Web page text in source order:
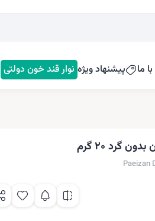
ما پیشنهاد ویژه نوار قند خون دولتی
گرد 20 گرم
Paeizan